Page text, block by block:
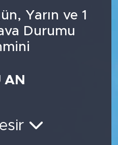
Yarın ve 1
Durumu
AN